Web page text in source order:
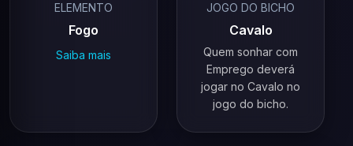
ELEMENTO
Fogo
Saiba mais
JOGO DO BICHO
Cavalo
Quem sonhar com
Emprego deverá
jogar no Cavalo no
jogo do bicho.